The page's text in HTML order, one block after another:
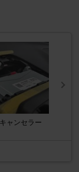
ャンセラー